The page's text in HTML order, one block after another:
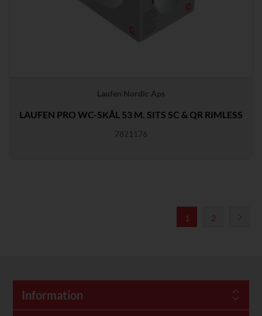
Laufen Nordic Aps
LAUFEN PRO WC-SKÅL 53 M. SITS SC & QR RIMLESS
7821176
1 2
Information